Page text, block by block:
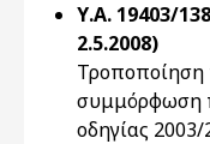
Υ.Α. 19403/
2.5.2008)
Τροποποίηση
συμμόρφωση
οδηγίας